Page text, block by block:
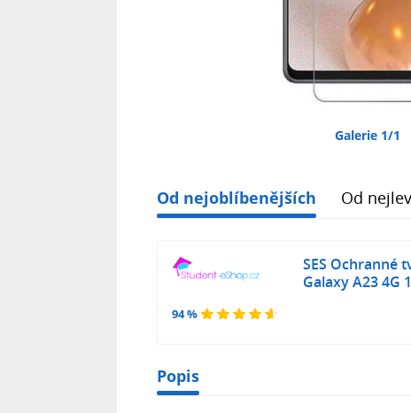
Galerie 1/1
Od nejoblíbenějších Od
94 %
SES Ochranné
Galaxy A23 4G
Popis